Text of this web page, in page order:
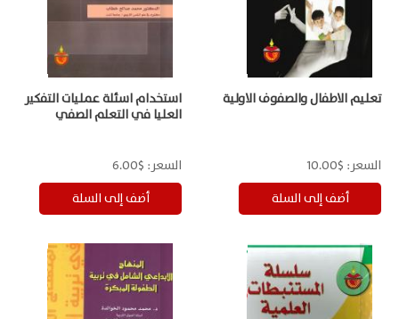
تعليم الاطفال والصفوف الاولية
السعر: $10.00
استخدام اسئلة عمليات التفكير
العليا في التعلم الصفي
السعر: $6.00